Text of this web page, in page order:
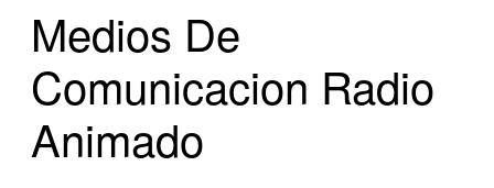
Medios De
Comunicacion Radio
Animado